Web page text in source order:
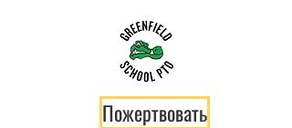
Пожертвовать